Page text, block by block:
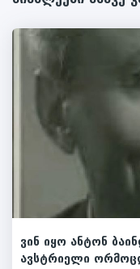
ვინ იყო ანტონ
ავსტრიელი